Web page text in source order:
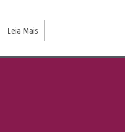
Leia Mais